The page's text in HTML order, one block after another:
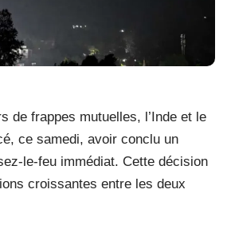
de frappes mutuelles, l’Inde et le
ce samedi, avoir conclu un
le-feu immédiat. Cette décision
croissantes entre les deux